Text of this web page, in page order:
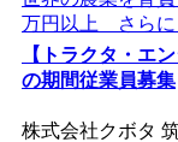
【トラクタ・エ
の期間従業員募集
株式会社クボタ